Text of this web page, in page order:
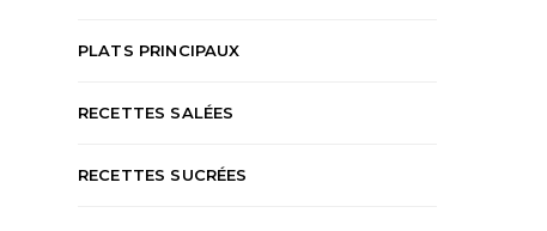
PLATS PRINCIPAUX
RECETTES SALÉES
RECETTES SUCRÉES